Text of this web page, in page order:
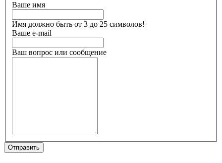
Ваше имя
Имя должно быть от 3 до 25 символов!
Ваше e-mail
Ваш вопрос или сообщение